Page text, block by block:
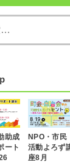
助成
ート
NPO・市民
活動よろず
座8月